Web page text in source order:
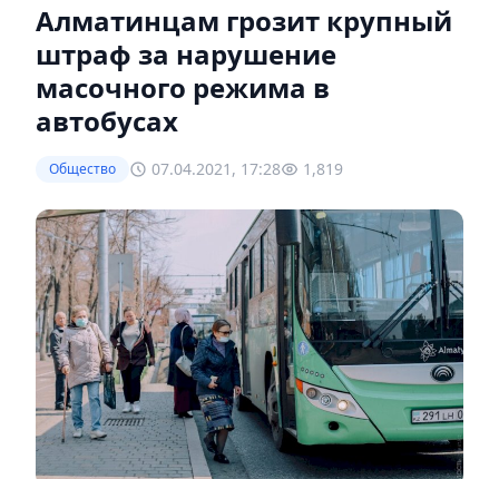
Алматинцам грозит крупный
штраф за нарушение
масочного режима в
автобусах
Общество 07.04.2021, 17:28 1,819